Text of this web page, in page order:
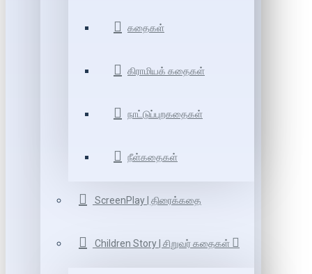
கதைகள்
கிராமியக் கதைகள்
நாட்டுப்புறகதைகள்
நீள்கதைகள்
ScreenPlay | திரைக்கதை
Children Story | சிறுவர் கதைகள்